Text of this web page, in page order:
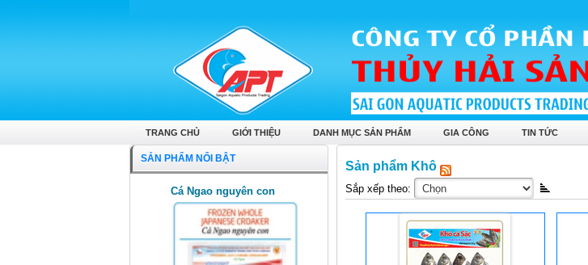
TRANG CHỦ GIỚI THIỆU DANH MỤC SẢN PHẨM GIA CÔNG TIN TỨC
Sản phẩm Khô
Sắp xếp theo:
SẢN PHẨM NỔI BẬT
Cá Ngao nguyên con